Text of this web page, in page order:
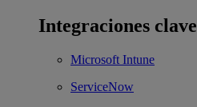
Integraciones clave
Microsoft Intune
ServiceNow